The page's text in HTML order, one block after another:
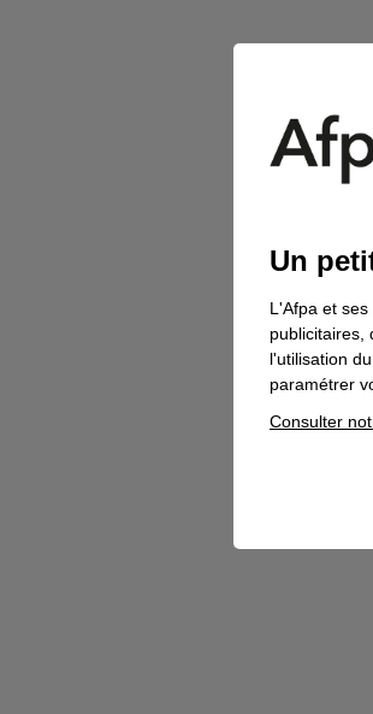
Sécurisez les parcours professionnels de
Accompagner les mutations de votre
Un
L'Afpa et
publicitaires,
l'utilisation
paramétrer
Consulter